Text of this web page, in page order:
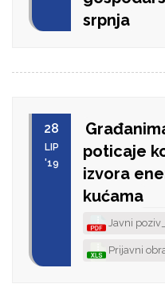
srpnja
28
LIP
'19
poticaje
izvora
kućama
Javni
Prijavni